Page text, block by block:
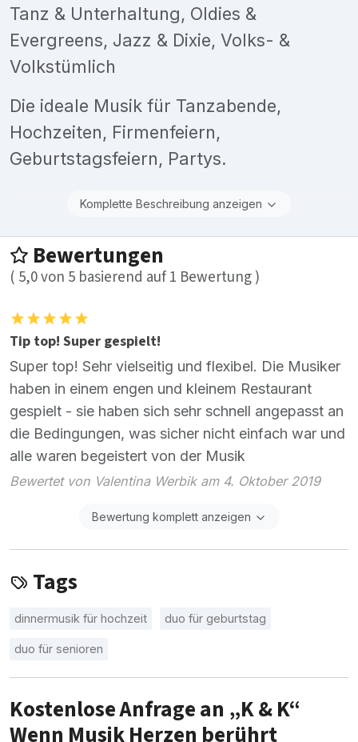
Tanz & Unterhaltung, Oldies &
Evergreens, Jazz & Dixie, Volks- &
Volkstümlich
Die ideale Musik für Tanzabende,
Hochzeiten, Firmenfeiern,
Geburtstagsfeiern, Partys.
Komplette Beschreibung anzeigen
Bewertungen
( 5,0von 5 basierend auf1 Bewertung )
Tip top! Super gespielt!
Super top! Sehr vielseitig und flexibel. Die Musiker
haben in einem engen und kleinem Restaurant
gespielt - sie haben sich sehr schnell angepasst an
die Bedingungen, was sicher nicht einfach war und
alle waren begeistert von der Musik
Bewertet von Valentina Werbik am 4. Oktober 2019
Bewertung komplett anzeigen
Tags
dinnermusik für hochzeit duo für geburtstag
duo für senioren
Kostenlose Anfrage an „K & K“
Wenn Musik Herzen berührt